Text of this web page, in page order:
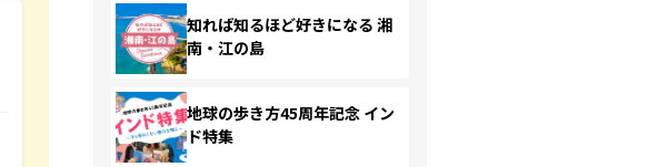
知れば知るほど好きになる 湘
南・江の島
地球の歩き方45周年記念 イン
ド特集